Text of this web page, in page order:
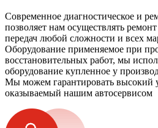
Современное диагностическое и
позволяет нам осуществлять
передач любой сложности и всех
Оборудование применяемое при
восстановительных работ, мы
оборудование купленное у
Мы можем гарантировать высокий
оказываемый нашим автосервисом